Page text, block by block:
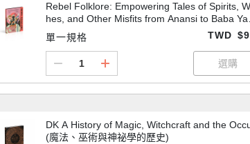
Rebel Folklore: Empowering Tales of Spirits,
hes, and Other Misfits from Anansi to Baba
(叛逆者民間故事集)
單一規格 TWD
DK A History of Magic, Witchcraft and the
(魔法、巫術與神祕學的歷史)